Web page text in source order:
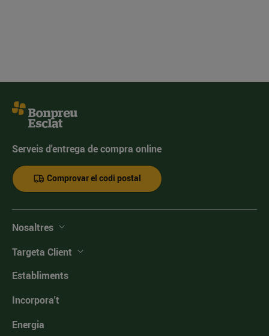
Serveis d'entrega de compra online
Comprovar el codi postal
Nosaltres
Targeta Client
Establiments
Incorpora't
Energia